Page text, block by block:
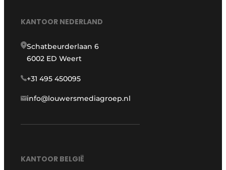
KANTOOR NEDERLAND
Schatbeurderlaan 6
6002 ED Weert
+31 495 450095
info@louwersmediagroep.nl
KANTOOR BELGIË